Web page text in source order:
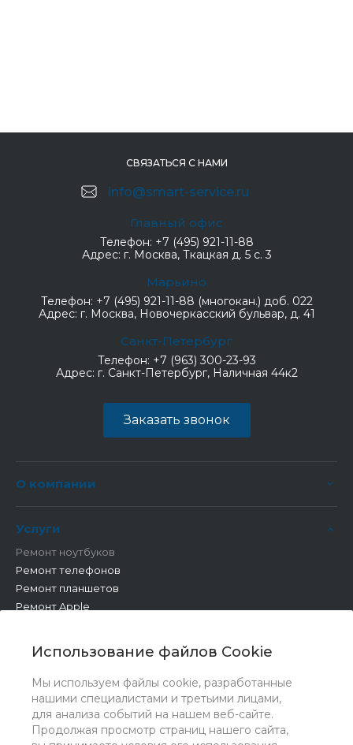
Использование файлов Cookie
Мы используем файлы cookie, разработанные
нашими специалистами и третьими лицами,
для анализа событий на нашем веб-сайте.
Продолжая просмотр страниц нашего сайта,
СВЯЗАТЬСЯ С НАМИ
info@smart-service.ru
Главный офис
Телефон: +7 (495) 921-11-88
Адрес: г. Москва, Ткацкая д. 5 с. 3
Марьино
Телефон: +7 (495) 921-11-88 (многокан.) доб. 022
Адрес: г. Москва, Новочеркасский бульвар, д. 41
Санкт-Петербург
Телефон: +7 (963) 300-23-93
Адрес: г. Санкт-Петербург, Наличная 44к2
Заказать звонок
О компании
Услуги
Ремонт ноутбуков
Ремонт телефонов
Ремонт планшетов
Ремонт Apple